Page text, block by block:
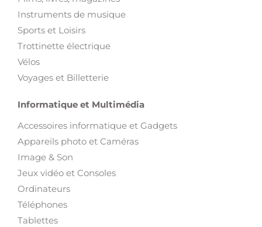
Instruments de musique
Sports et Loisirs
Trottinette électrique
Vélos
Voyages et Billetterie
Informatique et Multimédia
Accessoires informatique et Gadgets
Appareils photo et Caméras
Image & Son
Jeux vidéo et Consoles
Ordinateurs
Téléphones
Tablettes